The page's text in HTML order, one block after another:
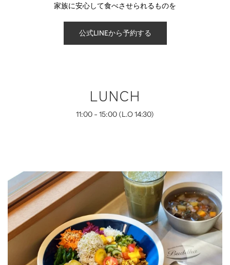
家族に安心して食べさせられるものを
公式LINEから予約する
LUNCH
11:00 - 15:00 (L.O 14:30)